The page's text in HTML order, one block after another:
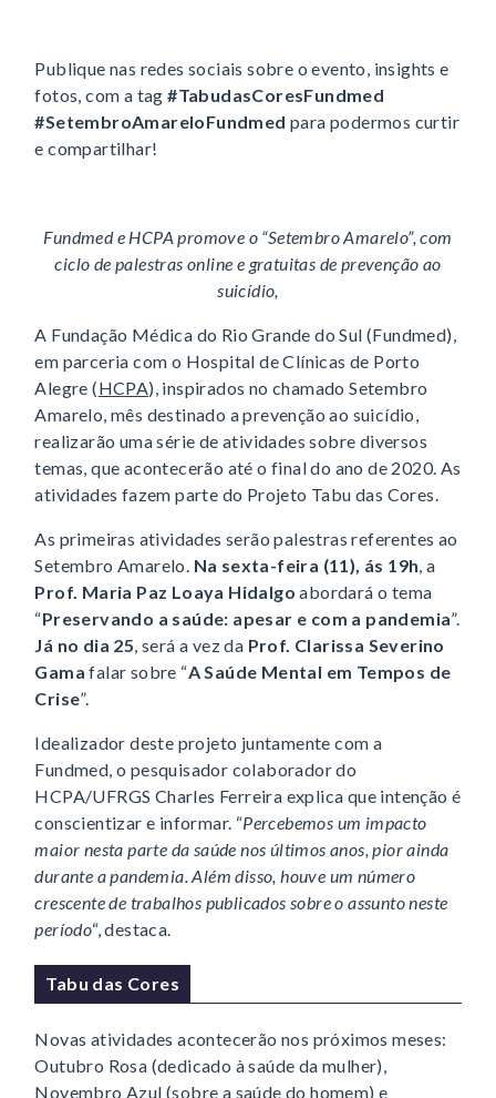
Publique nas redes sociais sobre o evento, insights e
fotos, com a tag#TabudasCoresFundmed
#SetembroAmareloFundmed para podermos curtir
e compartilhar!
Fundmed e HCPA promove o “Setembro Amarelo”, com
ciclo de palestras online e gratuitas de prevenção ao
suicídio,
A Fundação Médica do Rio Grande do Sul (Fundmed),
em parceria com o Hospital de Clínicas de Porto
Alegre (HCPA), inspirados no chamado Setembro
Amarelo, mês destinado a prevenção ao suicídio,
realizarão uma série de atividades sobre diversos
temas, que acontecerão até o final do ano de 2020. As
atividades fazem parte do Projeto Tabu das Cores.
As primeiras atividades serão palestras referentes ao
Setembro Amarelo. Na sexta-feira (11), ás 19h, a
Prof. Maria Paz Loaya Hidalgo abordará o tema
“Preservando a saúde: apesar e com a pandemia”.
Já no dia 25, será a vez da Prof. Clarissa Severino
Gama falar sobre “A Saúde Mental em Tempos de
Crise”.
Idealizador deste projeto juntamente com a
Fundmed, o pesquisador colaborador do
HCPA/UFRGS Charles Ferreira explica que intenção é
conscientizar e informar. “Percebemos um impacto
maior nesta parte da saúde nos últimos anos, pior ainda
durante a pandemia. Além disso, houve um número
crescente de trabalhos publicados sobre o assunto neste
período“, destaca.
Tabu das Cores
Novas atividades acontecerão nos próximos meses:
Outubro Rosa (dedicado à saúde da mulher),
Novembro Azul (sobre a saúde do homem) e